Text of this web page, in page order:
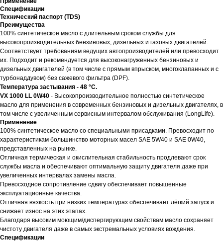
Спецификации
Технический паспорт (TDS)
Преимущества
100% синтетическое масло с длительным сроком службы для
высокопроизводительных бензиновых, дизельных и газовых двигателей.
Соответствует требованиям ведущих автопроизводителей или превосходит
их. Подходит и рекомендуется для высоконагруженных бензиновых и
дизельных двигателей (в том числе с прямым впрыском, многоклапанных и с
турбонаддувом) без сажевого фильтра (DPF).
Температура застывания - 48 °C.
VX 1000 LL 0W40 - Высокопроизводительное полностью синтетическое
масло для применения в современных бензиновых и дизельных двигателях, в
том числе с увеличенным сервисным интервалом обслуживания (LongLife).
Применение
100% синтетическое масло со специальными присадками. Превосходит по
характеристикам большинство моторных масел SAE 5W40 и SAE 0W40,
представленных на рынке.
Отличная термическая и окислительная стабильность продлевают срок
службы масла и обеспечивают оптимальную защиту двигателя даже при
увеличенных интервалах замены масла.
Превосходное сопротивление сдвигу обеспечивает повышенные
эксплуатационные качества.
Отличная вязкость при низких температурах обеспечивает лёгкий запуск и
снижает износ на этих этапах.
Благодаря высоким моющим/диспергирующим свойствам масло сохраняет
чистоту двигателя даже в самых экстремальных условиях вождения.
Спецификации